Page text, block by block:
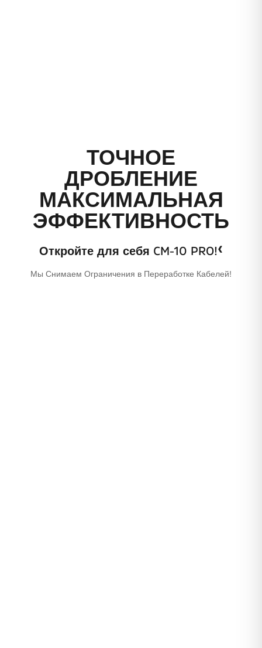
ТОЧНОЕ
ДРОБЛЕНИЕ
МАКСИМАЛЬНАЯ
ЭФФЕКТИВНОСТЬ
Откройте для себя CM-10 PRO!‹
Мы Снимаем Ограничения в Переработке Кабелей!